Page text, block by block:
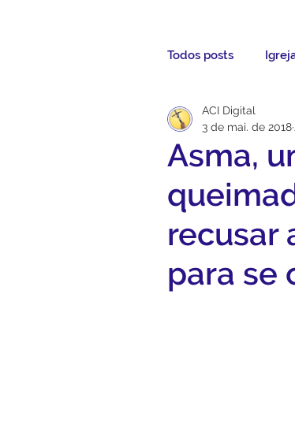
Todos posts
Mensagem da
Santos da
Párocos
Asma,
recusar
para se
ACI Digital
3 de mai. de 2018